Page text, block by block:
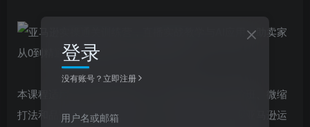
本课程适用于所有跨境卖家，共包含基础班、进阶班、微缩
打法和品牌推广四大课程体系，从理论到实战掌握亚马逊运
登录
没有账号？立即注册
用户名或邮箱